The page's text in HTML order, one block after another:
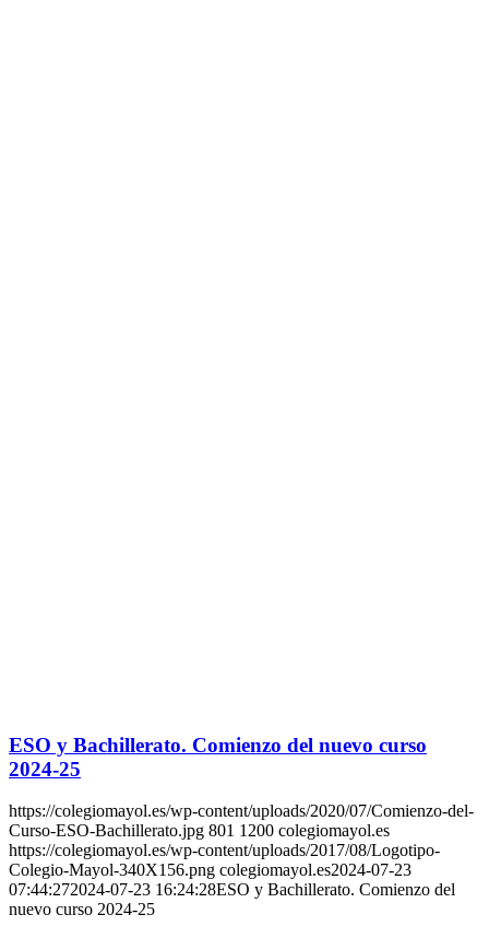
ESO y Bachillerato. Comienzo del nuevo curso
2024-25
https://colegiomayol.es/wp-content/uploads/2020/07/Comienzo-del-
Curso-ESO-Bachillerato.jpg 801 1200 colegiomayol.es
https://colegiomayol.es/wp-content/uploads/2017/08/Logotipo-
Colegio-Mayol-340X156.png colegiomayol.es2024-07-23
07:44:272024-07-23 16:24:28ESO y Bachillerato. Comienzo del
nuevo curso 2024-25